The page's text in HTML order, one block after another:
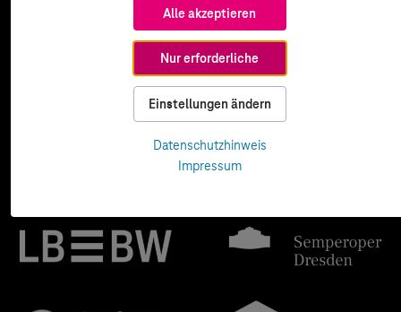
Alle akzeptieren
Nur erforderliche
Einstellungen ändern
Datenschutzhinweis
Impressum